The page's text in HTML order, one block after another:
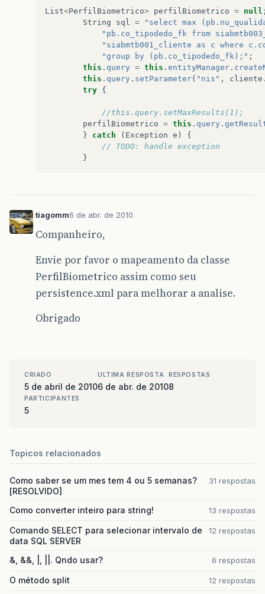
List<PerfilBiometrico> perfilBiometrico = null
String
sql =
"select max
"pb.co_tipodedo_fk from
"siabmtb001_cliente as c where
"group by (pb.co_tipodedo_fk);" ;
this . query = this . entityManager .
this . query . setParameter( "nis" , cliente
try {
//this.query.setMaxResults(1);
perfilBiometrico = this . query .
}
catch ( Exception e )
{
// TODO: handle exception
}
tiagomm6 de abr. de 2010
Companheiro,
Envie por favor o mapeamento da classe
PerfilBiometrico assim como seu
persistence.xml para melhorar a analise.
Obrigado
CRIADO
5 de abril de 2010
ULTIMA RESPOSTA
6 de abr. de 2010
RESPOSTAS
8
PARTICIPANTES
5
Topicos relacionados
Como saber se um mes tem 4 ou 5 semanas?
[RESOLVIDO]
31 respostas
Como converter inteiro para string! 13 respostas
Comando SELECT para selecionar intervalo de
data SQL SERVER
12 respostas
&, &&, |, ||. Qndo usar? 6 respostas
O método split 12 respostas